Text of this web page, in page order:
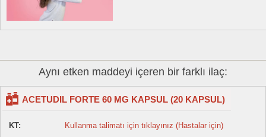
Aynı etken maddeyi içeren bir farklı ilaç:
ACETUDIL FORTE 60 MG KAPSUL (20 KAPSUL)
KT:
Kullanma talimatı için tıklayınız (Hastalar için)